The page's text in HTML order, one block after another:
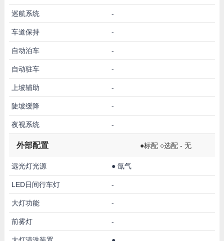
巡航系统 -
车道保持 -
自动泊车 -
自动驻车 -
上坡辅助 -
陡坡缓降 -
夜视系统 -
外部配置 ●标配 ○选配 - 无
远光灯光源 ● 氙气
LED日间行车灯 -
大灯功能 -
前雾灯 -